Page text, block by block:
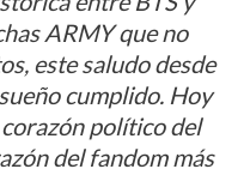
ARMY que no
este saludo desde
cumplido. Hoy
político del
del fandom más